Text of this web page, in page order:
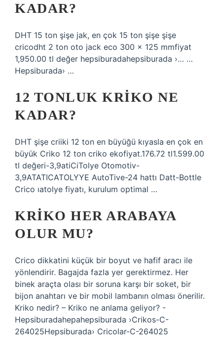
KADAR?
DHT 15 ton şişe jak, en çok 15 ton şişe şişe
cricodht 2 ton oto jack eco 300 × 125 mmfiyat
1,950.00 tl değer hepsiburadahepsiburada ›… …
Hepsiburada› …
12 TONLUK KRIKO NE
KADAR?
DHT şişe criiki 12 ton en büyüğü kıyasla en çok en
büyük Criko 12 ton criko ekofiyat.176.72 tl1.599.00
tl değeri-3,9atiCiTolye Otomotiv-
3,9ATATICATOLYYE AutoTive-24 hattı Datt-Bottle
Crico ıatolye fiyatı, kurulum optimal …
KRIKO HER ARABAYA
OLUR MU?
Crico dikkatini küçük bir boyut ve hafif aracı ile
yönlendirir. Bagajda fazla yer gerektirmez. Her
binek araçta olası bir soruna karşı bir soket, bir
bijon anahtarı ve bir mobil lambanın olması önerilir.
Kriko nedir? – Kriko ne anlama geliyor? -
Hepsiburadahepahepsiburada ›Crikos-C-
264025Hepsiburada› Cricolar-C-264025